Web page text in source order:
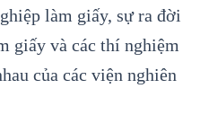
làm giấy, sự ra đời
giấy và các thí nghiệm
của các viện nghiên